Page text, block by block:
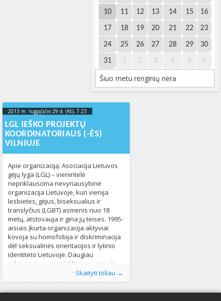
10 11 12 13 14 15 16
17 18 19 20 21 22 23
24 25 26 27 28 29 30
31 1 2 3 4 5 6
Šiuo metu renginių nėra
2013 m. rugpjūčio 29 d. (Kt), 7:23
LGL IEŠKO PROJEKTŲ
KOORDINATORIAUS (-ĖS)
VILNIUJE
Apie organizaciją: Asociacija Lietuvos
gėjų lyga (LGL) – vienintelė
nepriklausoma nevyriausybinė
organizacija Lietuvoje, kuri vienija
lesbietes, gėjus, biseksualius ir
translyčius (LGBT) asmenis nuo 18
metų, atstovauja ir gina jų teises. 1995-
aisiais įkurta organizacija aktyviai
kovoja su homofobija ir diskriminacija
dėl seksualinės orientacijos ir lytinio
identiteto Lietuvoje. Daugiau
informacijos: www.lgl.lt, www.atviri.lt.
Siūlomo darbo pobūdis: • Projektų ir
programų
Skaityti toliau →
Publikavo:Aliona, LGL
Kategorijos:LGL,Lietuvoje,Naujienos325
Žymos:LGL,Lietuvos Gėjų Lyga,projektų
koordinatorė,projektų koordinatorius,